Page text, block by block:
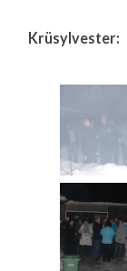
Krüsylvester: